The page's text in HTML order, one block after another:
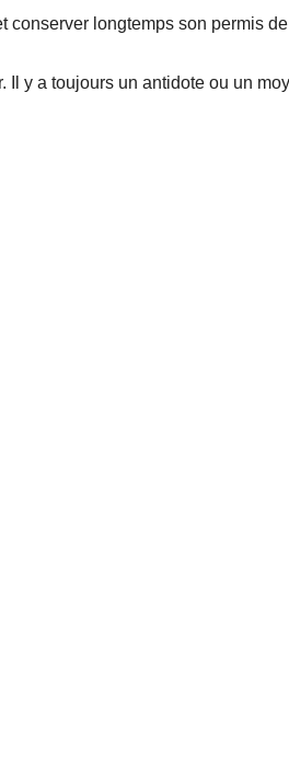
conserver longtemps son permis
y a toujours un antidote ou un